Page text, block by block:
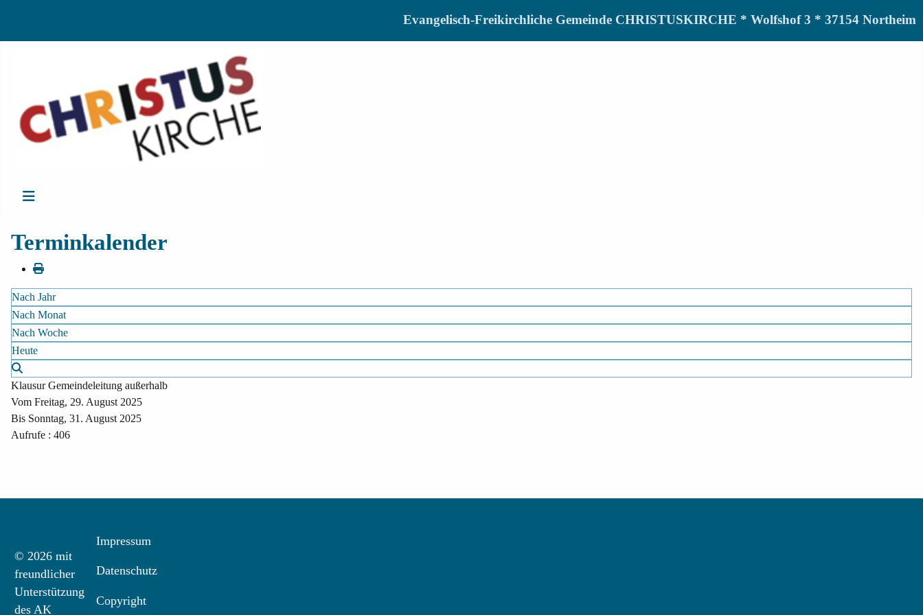
Evangelisch-Freikirchliche Gemeinde CHRISTUSKIRCHE * Wolfshof 3 * 37154 Northeim
Terminkalender
Nach Jahr
Nach Monat
Nach Woche
Heute
Klausur Gemeindeleitung außerhalb
Vom Freitag, 29. August 2025
Bis Sonntag, 31. August 2025
Aufrufe : 406
© 2026 mit
freundlicher
Unterstützung
des AK
Impressum
Datenschutz
Copyright